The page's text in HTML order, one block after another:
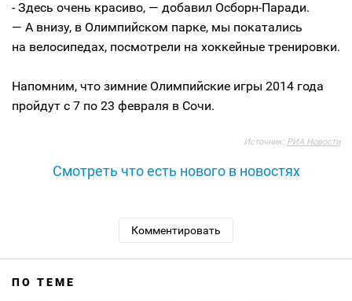
- Здесь очень красиво, — добавил Осборн-Паради.
— А внизу, в Олимпийском парке, мы покатались
на велосипедах, посмотрели на хоккейные тренировки.
Напомним, что зимние Олимпийские игры 2014 года
пройдут с 7 по 23 февраля в Сочи.
Источник: РИА Новости
Смотреть что есть нового в новостях
Комментировать
ПО ТЕМЕ